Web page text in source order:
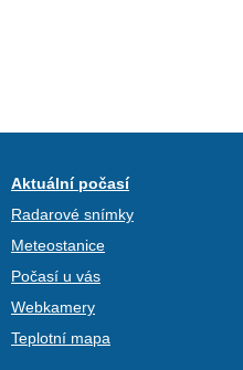
Aktuální počasí
Radarové snímky
Meteostanice
Počasí u vás
Webkamery
Teplotní mapa